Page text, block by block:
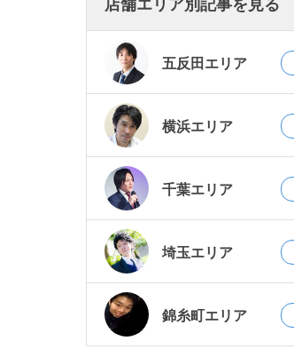
店舗エリア別記事を見る
五反田エリア
横浜エリア
千葉エリア
埼玉エリア
錦糸町エリア